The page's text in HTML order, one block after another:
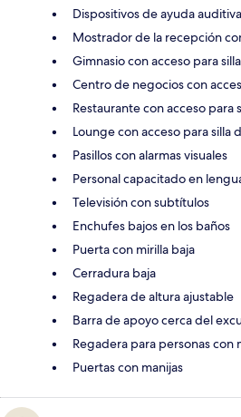
Dispositivos de ayuda
Mostrador de la recepción
Gimnasio con acceso para
Centro de negocios con
Restaurante con acceso para
Lounge con acceso para silla
Pasillos con alarmas visuales
Personal capacitado en
Televisión con subtítulos
Enchufes bajos en los baños
Puerta con mirilla baja
Cerradura baja
Regadera de altura ajustable
Barra de apoyo cerca del
Regadera para personas
Puertas con manijas